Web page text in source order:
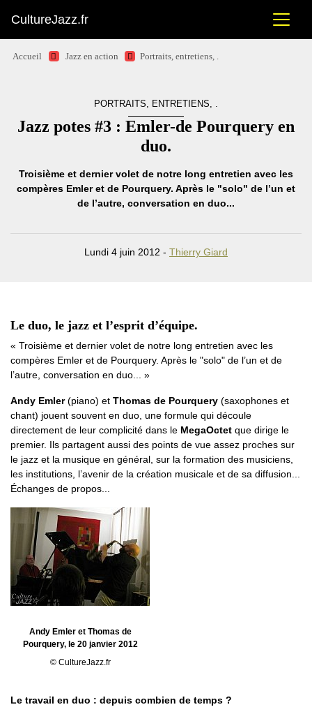
CultureJazz.fr
Accueil Jazz en action Portraits, entretiens, .
PORTRAITS, ENTRETIENS, .
Jazz potes #3 : Emler-de Pourquery en
duo.
Troisième et dernier volet de notre long entretien avec les
compères Emler et de Pourquery. Après le "solo" de l’un et
de l’autre, conversation en duo...
Lundi 4 juin 2012 - Thierry Giard
Le duo, le jazz et l’esprit d’équipe.
Troisième et dernier volet de notre long entretien avec les
compères Emler et de Pourquery. Après le "solo" de l’un et de
l’autre, conversation en duo...
Andy Emler(piano) et Thomas de Pourquery (saxophones et
chant) jouent souvent en duo, une formule qui découle
directement de leur complicité dans le MegaOctet que dirige le
premier. Ils partagent aussi des points de vue assez proches sur
le jazz et la musique en général, sur la formation des musiciens,
les institutions, l’avenir de la création musicale et de sa diffusion...
Échanges de propos...
Andy Emler et Thomas de
Pourquery, le 20 janvier 2012
© CultureJazz.fr
Le travail en duo : depuis combien de temps ?